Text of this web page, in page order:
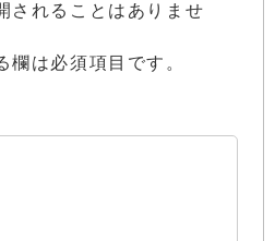
されることはありませ
欄は必須項目です。